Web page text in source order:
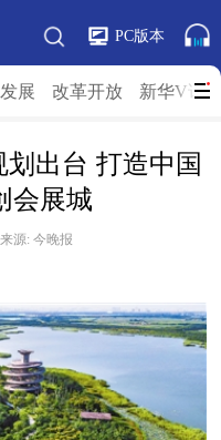
PC版本
展 改革开放 新华V访
出台 打造中国
会展城
源: 今晚报